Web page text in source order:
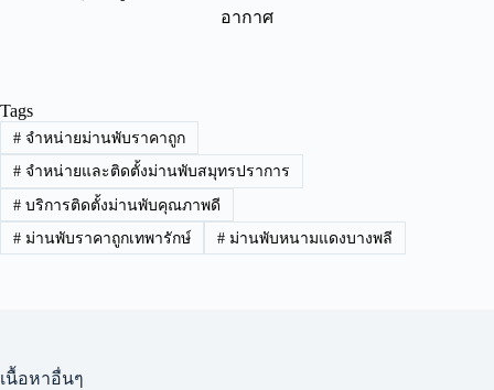
อากาศ
Tags
#จำหน่ายม่านพับราคาถูก
#จำหน่ายและติดตั้งม่านพับสมุทรปราการ
#บริการติดตั้งม่านพับคุณภาพดี
#ม่านพับราคาถูกเทพารักษ์ #ม่านพับหนามแดงบางพลี
เนื้อหาอื่นๆ